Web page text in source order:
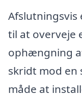
Afslutningsvis
til at overveje
ophængning
skridt mod en
måde at